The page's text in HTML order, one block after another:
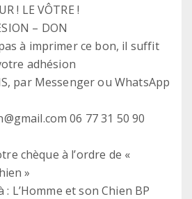
! LE VÔTRE !
– DON
à imprimer ce bon, il suffit
adhésion
par Messenger ou WhatsApp
06 77 31 50 90
chèque à l’ordre de «
»
: L’Homme et son Chien BP